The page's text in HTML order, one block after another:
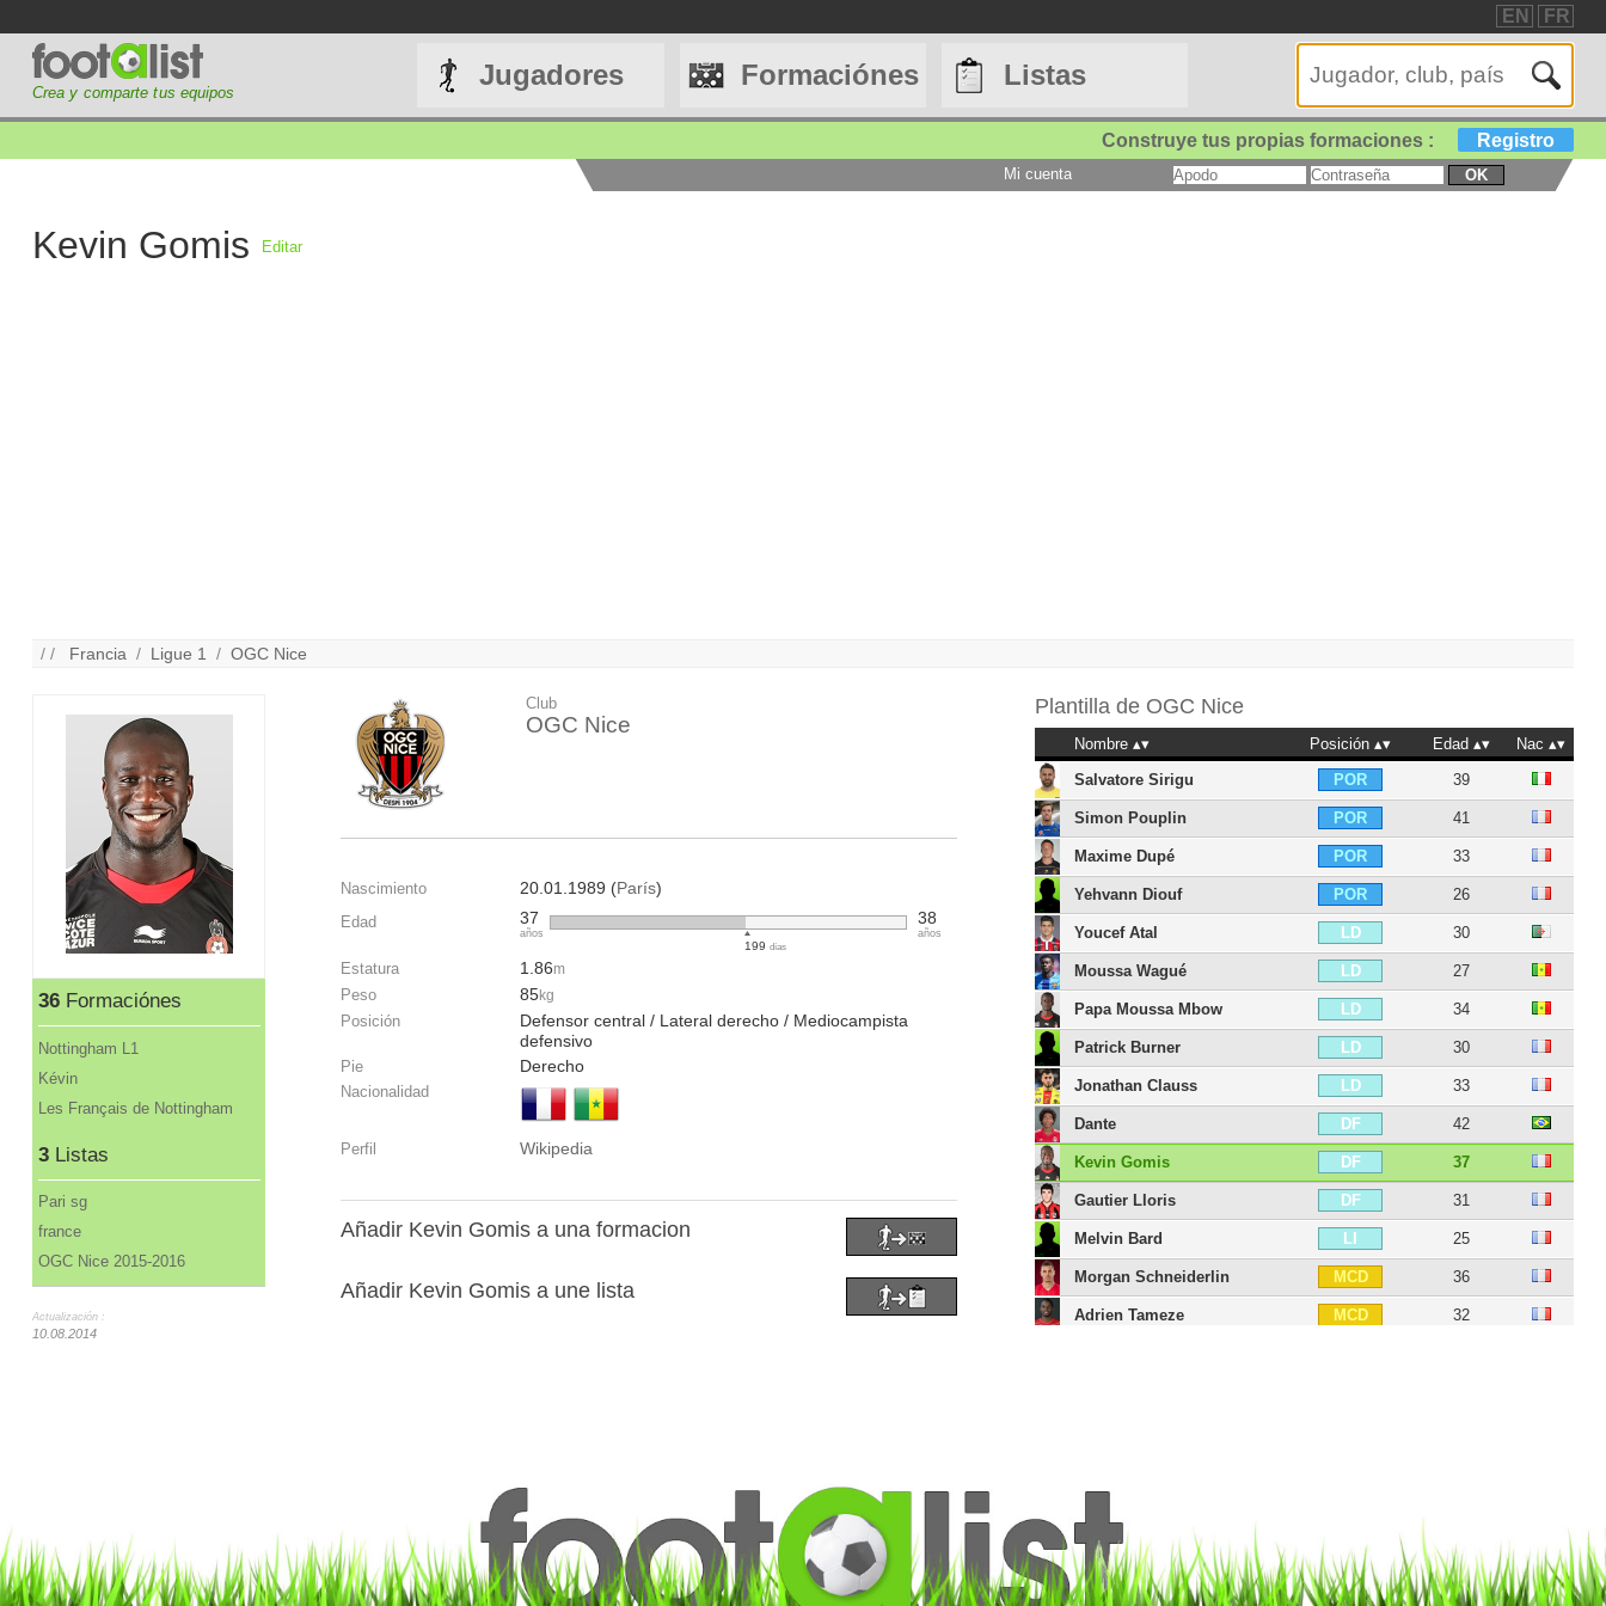
EN FR
Crea y comparte tus equipos
Jugadores Formaciónes Listas
Construye tus propias formaciones : Registro
Mi cuenta OK
Kevin Gomis Editar
/ / Francia / Ligue 1 /OGC Nice
36Formaciónes
Nottingham L1
Kévin
Les Français de Nottingham
3Listas
Pari sg
france
OGC Nice 2015-2016
Actualización :
10.08.2014
Club
OGC Nice
Nascimiento 20.01.1989 (París)
Edad 37
años
199días
38
años
Estatura 1.86m
Peso 85kg
Posición
Defensor central / Lateral derecho / Mediocampista
defensivo
Pie Derecho
Nacionalidad
Perfil Wikipedia
Añadir Kevin Gomis a una formacion
Añadir Kevin Gomis a une lista
Plantilla de OGC Nice
Nombre Posición Edad
Nac
Salvatore Sirigu
POR 39
Simon Pouplin POR 41
Maxime Dupé POR 33
Yehvann Diouf POR 26
Youcef Atal LD 30
Moussa Wagué LD 27
Papa Moussa Mbow LD 34
Patrick Burner LD 30
Jonathan Clauss LD 33
Dante DF 42
Kevin Gomis DF 37
Gautier Lloris DF 31
Melvin Bard LI 25
Morgan Schneiderlin MCD 36
Adrien Tameze MCD 32
Morgan Sanson 31
Danilo MD 30